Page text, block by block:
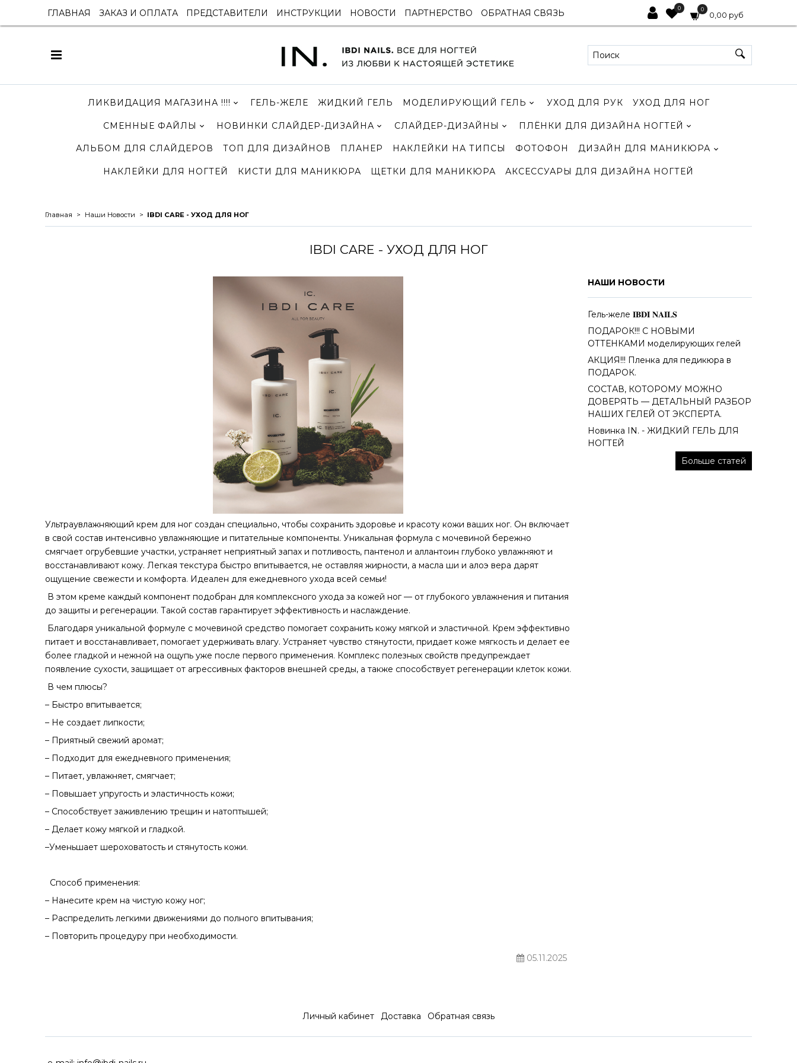
ГЛАВНАЯ ЗАКАЗ И ОПЛАТА ПРЕДСТАВИТЕЛИ ИНСТРУКЦИИ НОВОСТИ ПАРТНЕРСТВО ОБРАТНАЯ СВЯЗЬ 0 0
0,00 руб
ЛИКВИДАЦИЯ МАГАЗИНА !!!! ГЕЛЬ-ЖЕЛЕ ЖИДКИЙ ГЕЛЬ МОДЕЛИРУЮЩИЙ ГЕЛЬ УХОД ДЛЯ РУК УХОД ДЛЯ НОГ
СМЕННЫЕ ФАЙЛЫ НОВИНКИ СЛАЙДЕР-ДИЗАЙНА СЛАЙДЕР-ДИЗАЙНЫ ПЛЁНКИ ДЛЯ ДИЗАЙНА НОГТЕЙ
АЛЬБОМ ДЛЯ СЛАЙДЕРОВ ТОП ДЛЯ ДИЗАЙНОВ ПЛАНЕР НАКЛЕЙКИ НА ТИПСЫ ФОТОФОН ДИЗАЙН ДЛЯ МАНИКЮРА
НАКЛЕЙКИ ДЛЯ НОГТЕЙ КИСТИ ДЛЯ МАНИКЮРА ЩЕТКИ ДЛЯ МАНИКЮРА АКСЕССУАРЫ ДЛЯ ДИЗАЙНА НОГТЕЙ
Главная Наши Новости IBDI CARE - УХОД ДЛЯ НОГ
IBDI CARE - УХОД ДЛЯ НОГ
Ультраувлажняющий крем для ног создан специально, чтобы сохранить здоровье и красоту кожи ваших ног. Он включает
в свой состав интенсивно увлажняющие и питательные компоненты. Уникальная формула с мочевиной бережно
смягчает огрубевшие участки, устраняет неприятный запах и потливость, пантенол и аллантоин глубоко увлажняют и
восстанавливают кожу. Легкая текстура быстро впитывается, не оставляя жирности, а масла ши и алоэ вера дарят
ощущение свежести и комфорта. Идеален для ежедневного ухода всей семьи!
В этом креме каждый компонент подобран для комплексного ухода за кожей ног — от глубокого увлажнения и питания
до защиты и регенерации. Такой состав гарантирует эффективность и наслаждение.
Благодаря уникальной формуле с мочевиной средство помогает сохранить кожу мягкой и эластичной. Крем эффективно
питает и восстанавливает, помогает удерживать влагу. Устраняет чувство стянутости, придает коже мягкость и делает ее
более гладкой и нежной на ощупь уже после первого применения. Комплекс полезных свойств предупреждает
появление сухости, защищает от агрессивных факторов внешней среды, а также способствует регенерации клеток кожи.
В чем плюсы?
– Быстро впитывается;
– Не создает липкости;
– Приятный свежий аромат;
– Подходит для ежедневного применения;
– Питает, увлажняет, смягчает;
– Повышает упругость и эластичность кожи;
– Способствует заживлению трещин и натоптышей;
– Делает кожу мягкой и гладкой.
–Уменьшает шероховатость и стянутость кожи.
Способ применения:
– Нанесите крем на чистую кожу ног;
– Распределить легкими движениями до полного впитывания;
– Повторить процедуру при необходимости.
05.11.2025
НАШИ НОВОСТИ
Гель-желе 𝐈𝐁𝐃𝐈 𝐍𝐀𝐈𝐋𝐒
ПОДАРОК!!! С НОВЫМИ
ОТТЕНКАМИ моделирующих гелей
АКЦИЯ!!! Пленка для педикюра в
ПОДАРОК.
СОСТАВ, КОТОРОМУ МОЖНО
ДОВЕРЯТЬ — ДЕТАЛЬНЫЙ РАЗБОР
НАШИХ ГЕЛЕЙ ОТ ЭКСПЕРТА.
Новинка IN. - ЖИДКИЙ ГЕЛЬ ДЛЯ
НОГТЕЙ
Больше статей
Личный кабинет Доставка Обратная связь